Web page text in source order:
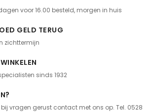
voor 16.00 besteld, morgen in huis
GELD TERUG
zichttermijn
sinds 1932
bij vragen gerust contact met ons op. Tel. 0528